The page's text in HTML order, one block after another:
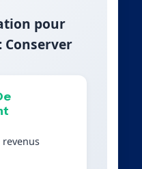
pour
Conserver
revenus